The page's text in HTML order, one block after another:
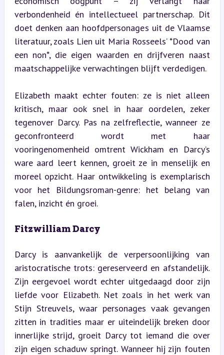
verbondenheid én intellectueel partnerschap. Dit
doet denken aan hoofdpersonages uit de Vlaamse
literatuur, zoals Lien uit Maria Rosseels’ *Dood van
een non*, die eigen waarden en drijfveren naast
maatschappelijke verwachtingen blijft verdedigen.
Elizabeth maakt echter fouten: ze is niet alleen
kritisch, maar ook snel in haar oordelen, zeker
tegenover Darcy. Pas na zelfreflectie, wanneer ze
geconfronteerd wordt met haar
vooringenomenheid omtrent Wickham en Darcy’s
ware aard leert kennen, groeit ze in menselijk en
moreel opzicht. Haar ontwikkeling is exemplarisch
voor het Bildungsroman-genre: het belang van
falen, inzicht én groei.
Fitzwilliam Darcy
Darcy is aanvankelijk de verpersoonlijking van
aristocratische trots: gereserveerd en afstandelijk.
Zijn eergevoel wordt echter uitgedaagd door zijn
liefde voor Elizabeth. Net zoals in het werk van
Stijn Streuvels, waar personages vaak gevangen
zitten in tradities maar er uiteindelijk breken door
innerlijke strijd, groeit Darcy tot iemand die over
zijn eigen schaduw springt. Wanneer hij zijn fouten